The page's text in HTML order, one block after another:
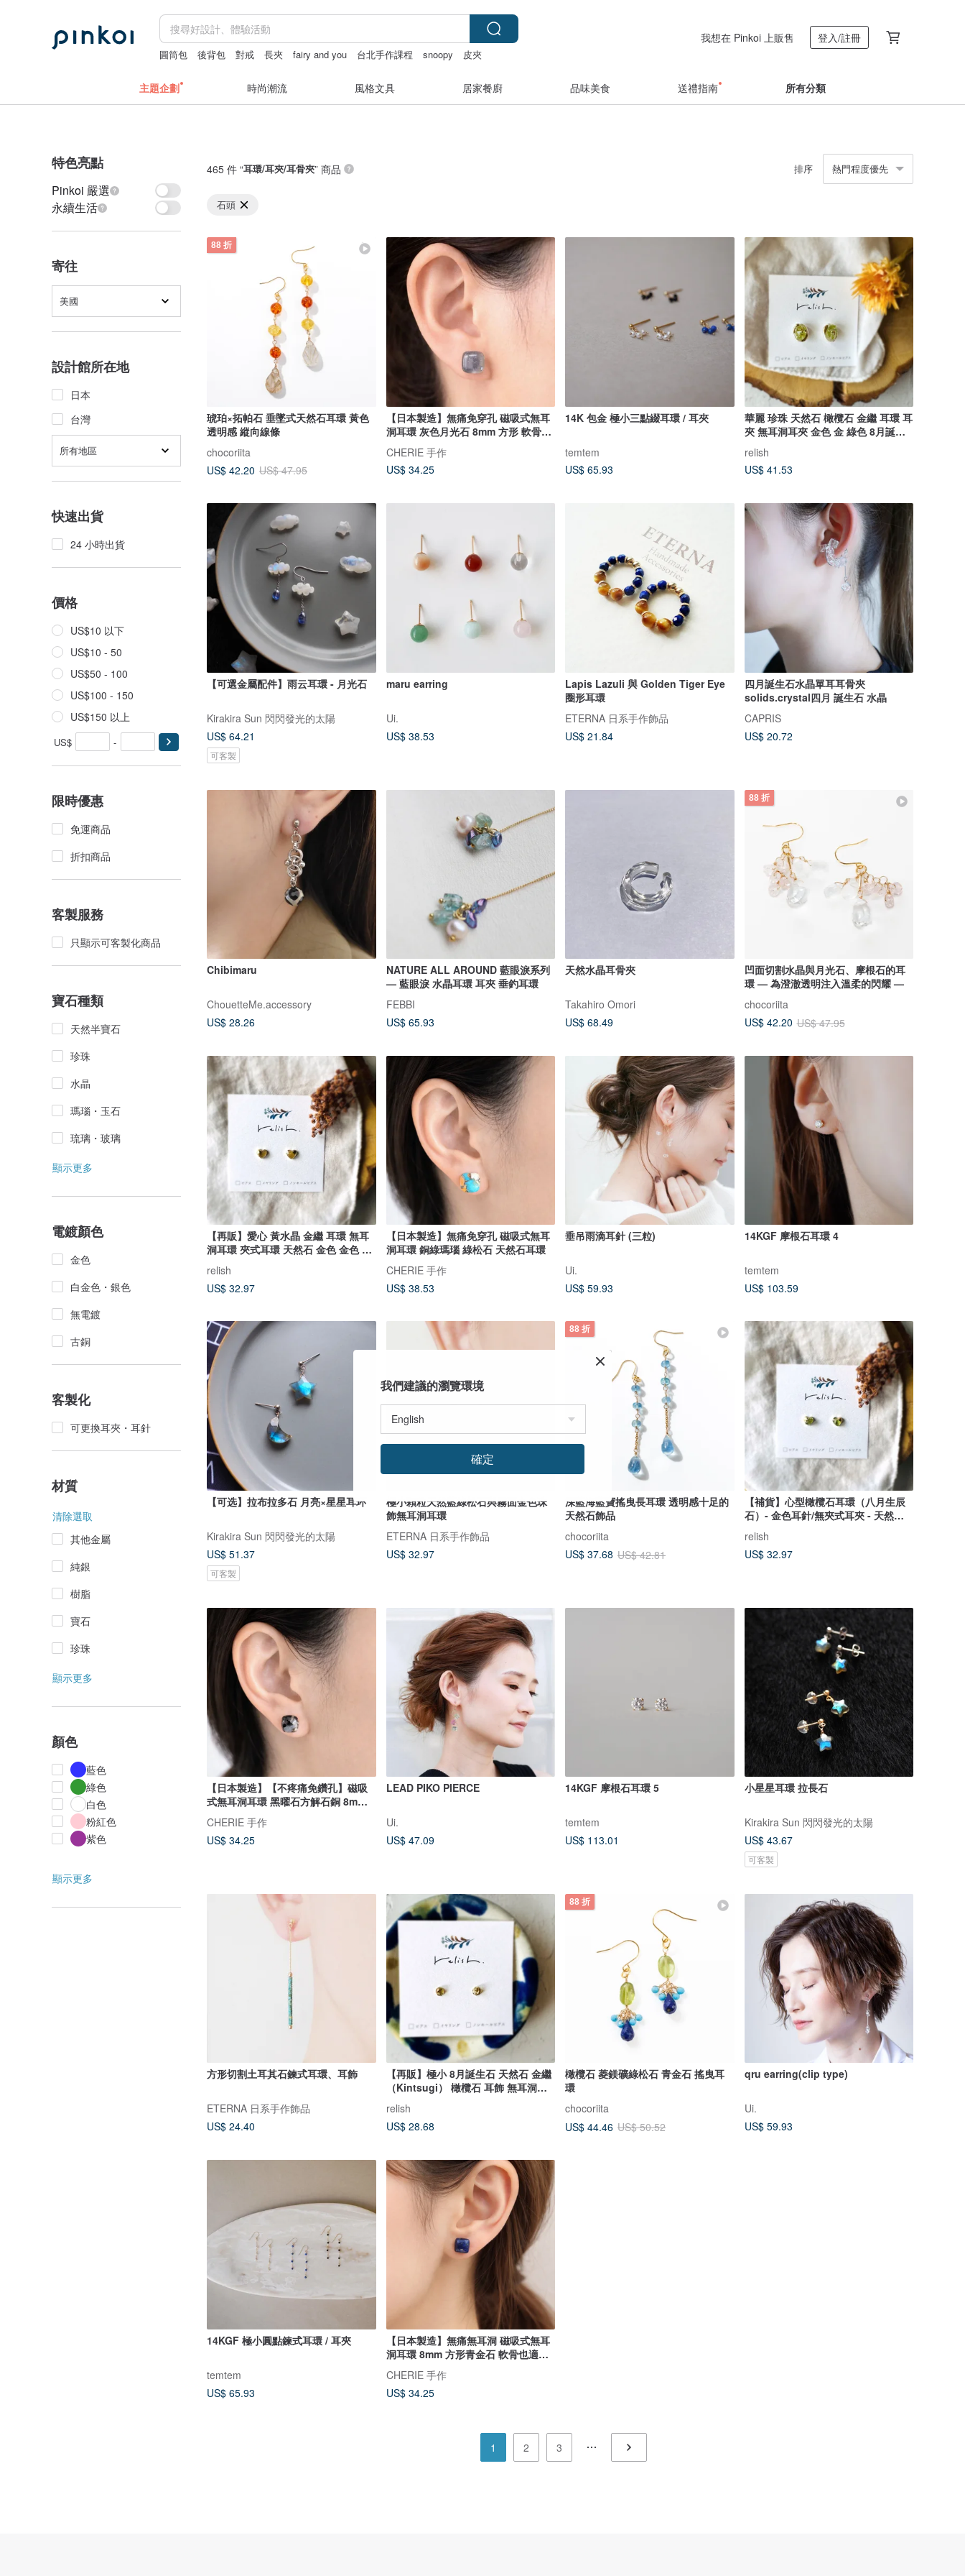
圓筒包 後背包 對戒 長夾 fairy and you 台北手作課程 snoopy 皮夾
我想在 Pinkoi 上販售 登入/註冊
主題企劃 時尚潮流 風格文具 居家餐廚 品味美食 送禮指南 所有分類
特色亮點
Pinkoi 嚴選
永續生活
寄往
美國
設計館所在地
日本
台灣
所有地區
快速出貨
24 小時出貨
價格
US$10 以下
US$10 - 50
US$50 - 100
US$100 - 150
US$150 以上
US$ -
限時優惠
免運商品
折扣商品
客製服務
只顯示可客製化商品
寶石種類
天然半寶石
珍珠
水晶
瑪瑙・玉石
琉璃・玻璃
顯示更多
電鍍顏色
金色
白金色・銀色
無電鍍
古銅
客製化
可更換耳夾・耳針
材質
清除選取
其他金屬
純銀
樹脂
寶石
珍珠
顯示更多
顏色
藍色
綠色
白色
粉紅色
紫色
顯示更多
465 件 “耳環/耳夾/耳骨夾” 商品 排序 熱門程度優先
石頭
88 折
琥珀×拓帕石 垂墜式天然石耳環 黃色
透明感 縱向線條
chocoriita
US$ 42.20 US$ 47.95
【日本製造】無痛免穿孔 磁吸式無耳
洞耳環 灰色月光石 8mm 方形 軟骨亦
適用 天然石耳飾
CHERIE 手作
US$ 34.25
14K 包金 極小三點綴耳環 / 耳夾
temtem
US$ 65.93
華麗 珍珠 天然石 橄欖石 金繼 耳環 耳
夾 無耳洞耳夾 金色 金 綠色 8月誕生
relish
US$ 41.53
【可選金屬配件】雨云耳環 - 月光石
Kirakira Sun 閃閃發光的太陽
US$ 64.21
可客製
maru earring
Ui.
US$ 38.53
Lapis Lazuli 與 Golden Tiger Eye
圈形耳環
ETERNA 日系手作飾品
US$ 21.84
四月誕生石水晶單耳耳骨夾
solids.crystal四月 誕生石 水晶
CAPRIS
US$ 20.72
Chibimaru
ChouetteMe.accessory
US$ 28.26
NATURE ALL AROUND 藍眼淚系列
— 藍眼淚 水晶耳環 耳夾 垂釣耳環
FEBBI
US$ 65.93
天然水晶耳骨夾
Takahiro Omori
US$ 68.49
88 折
凹面切割水晶與月光石、摩根石的耳
環 — 為澄澈透明注入溫柔的閃耀 —
chocoriita
US$ 42.20 US$ 47.95
【再販】愛心 黃水晶 金繼 耳環 無耳
洞耳環 夾式耳環 天然石 金色 金色 小
巧 精緻 極小 淺黃色 黃色 禮物 贈品
relish
US$ 32.97
【日本製造】無痛免穿孔 磁吸式無耳
洞耳環 銅綠瑪瑙 綠松石 天然石耳環
CHERIE 手作
US$ 38.53
垂吊雨滴耳針 (三粒)
Ui.
US$ 59.93
14KGF 摩根石耳環 4
temtem
US$ 103.59
【可选】拉布拉多石 月亮×星星耳环
Kirakira Sun 閃閃發光的太陽
US$ 51.37
可客製
極小顆粒天然藍綠松石與霧面金色珠
飾無耳洞耳環
ETERNA 日系手作飾品
US$ 32.97
88 折
深藍海藍寶搖曳長耳環 透明感十足的
天然石飾品
chocoriita
US$ 37.68 US$ 42.81
【補貨】心型橄欖石耳環（八月生辰
石）- 金色耳針/無夾式耳夾 - 天然綠 -
relish
US$ 32.97
【日本製造】【不疼痛免鑽孔】磁吸
式無耳洞耳環 黑曜石方解石銅 8mm
方形 天然石
CHERIE 手作
US$ 34.25
LEAD PIKO PIERCE
Ui.
US$ 47.09
14KGF 摩根石耳環 5
temtem
US$ 113.01
小星星耳環 拉長石
Kirakira Sun 閃閃發光的太陽
US$ 43.67
可客製
方形切割土耳其石鍊式耳環、耳飾
ETERNA 日系手作飾品
US$ 24.40
【再販】極小 8月誕生石 天然石 金繼
（Kintsugi） 橄欖石 耳飾 無耳洞耳
夾 小巧 精緻 簡約 綠色 黃綠 淺綠 金
色
relish
US$ 28.68
88 折
橄欖石 菱鎂礦綠松石 青金石 搖曳耳
環
chocoriita
US$ 44.46 US$ 50.52
qru earring(clip type)
Ui.
US$ 59.93
14KGF 極小圓點鍊式耳環 / 耳夾
temtem
US$ 65.93
【日本製造】無痛無耳洞 磁吸式無耳
洞耳環 8mm 方形青金石 軟骨也適用
天然石耳飾
CHERIE 手作
US$ 34.25
1 2 3
我們建議的瀏覽環境
確定